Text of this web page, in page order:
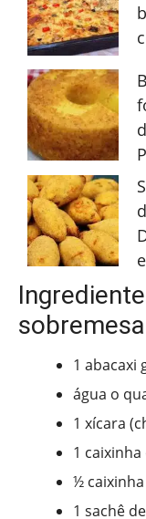
1 abacaxi
água o
1 xícara
1
½
1 sachê